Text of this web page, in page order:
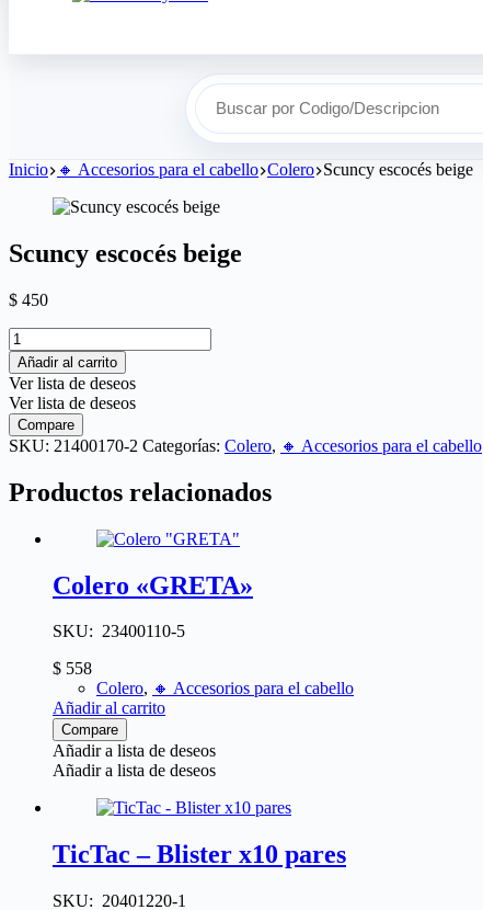
Buscar por Codigo/Descripcion
Inicio 🔸​ Accesorios para el cabello Colero Scuncy escocés beige
Scuncy escocés beige
$ 450
Añadir al carrito
Ver lista de deseos
Ver lista de deseos
Compare
SKU: 21400170-2 Categorías: Colero, 🔸​ Accesorios para el cabello
Productos relacionados
Colero «GRETA»
SKU: 23400110-5
$ 558
Colero, 🔸​ Accesorios para el cabello
Añadir al carrito
Compare
Añadir a lista de deseos
Añadir a lista de deseos
TicTac – Blister x10 pares
SKU: 20401220-1